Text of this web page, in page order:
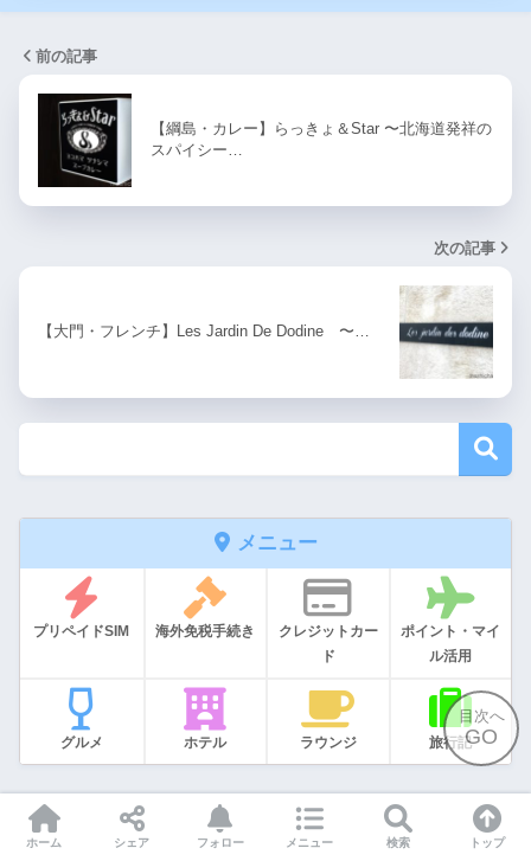
目次へ
GO
前の記事
【綱島・カレー】らっきょ＆Star 〜北海道発祥の
スパイシー…
次の記事
【大門・フレンチ】Les Jardin De Dodine 〜…
メニュー
プリペイドSIM 海外免税手続き
クレジットカー
ド
ポイント・マイ
ル活用
グルメ ホテル ラウンジ 旅行記
アーカイブ
ホーム シェア フォロー メニュー 検索 トップ